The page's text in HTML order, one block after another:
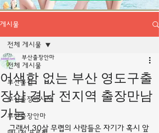
게시물
전체 게시물
부산콜걸
부산출장마사지
부산출장안마
전체 게시물
어색함 없는 부산 영도구출
장샵 경남 전지역 출장만남
가능
부산출장안마
그래서 30살 무렵의 사람들은 자기가 혹시 앞